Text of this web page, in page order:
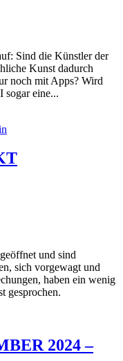
Sind die Künstler der
Kunst dadurch
noch mit Apps? Wird
sogar eine...
und sind
sich vorgewagt und
haben ein wenig
gesprochen.
2024 –